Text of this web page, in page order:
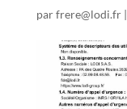
parfrere@lodi.fr|